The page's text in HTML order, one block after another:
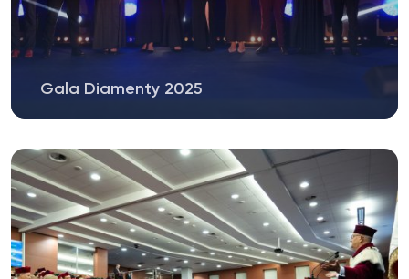
Gala Diamenty 2025